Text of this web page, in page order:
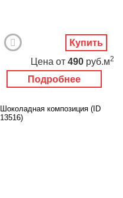
Подробнее
Цена от 490 руб.м2
Купить
Шоколадная композиция (ID
13516)